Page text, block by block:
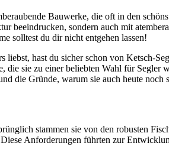
Bauwerke, die oft in den
beeindrucken, sondern auch mit
solltest du dir nicht entgehen lassen!
hast du sicher schon von Ketsch-
die sie zu einer beliebten Wahl für
die Gründe, warum sie auch heute noch
stammen sie von den robusten
Anforderungen führten zur